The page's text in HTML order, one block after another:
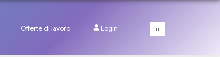
Offerte di lavoro Login IT